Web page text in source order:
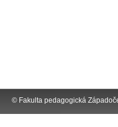
© Fakulta pedagogická